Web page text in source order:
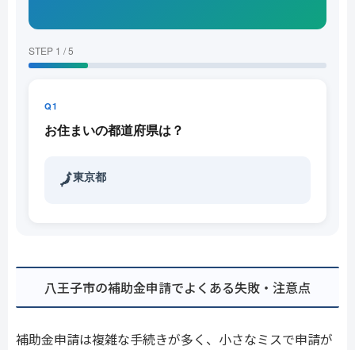
STEP 1 / 5
Q1
お住まいの都道府県は？
🗾東京都
八王子市の補助金申請でよくある失敗・注意点
補助金申請は複雑な手続きが多く、小さなミスで申請が